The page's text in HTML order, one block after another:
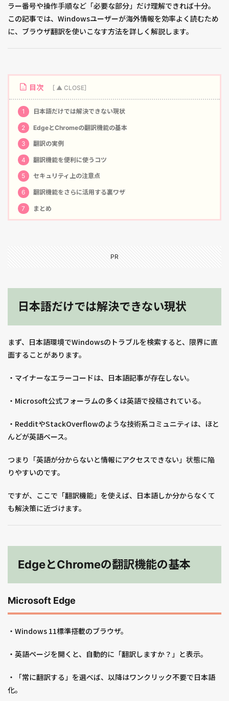
ラー番号や操作手順など「必要な部分」だけ理解できれば十分。
この記事では、Windowsユーザーが海外情報を効率よく読むため
に、ブラウザ翻訳を使いこなす方法を詳しく解説します。
目次
1 日本語だけでは解決できない現状
2 EdgeとChromeの翻訳機能の基本
3 翻訳の実例
4 翻訳機能を便利に使うコツ
5 セキュリティ上の注意点
6 翻訳機能をさらに活用する裏ワザ
7 まとめ
PR
日本語だけでは解決できない現状
まず、日本語環境でWindowsのトラブルを検索すると、限界に直
面することがあります。
・マイナーなエラーコードは、日本語記事が存在しない。
・Microsoft公式フォーラムの多くは英語で投稿されている。
・RedditやStackOverflowのような技術系コミュニティは、ほと
んどが英語ベース。
つまり「英語が分からないと情報にアクセスできない」状態に陥
りやすいのです。
ですが、ここで「翻訳機能」を使えば、日本語しか分からなくて
も解決策に近づけます。
EdgeとChromeの翻訳機能の基本
Microsoft Edge
・Windows 11標準搭載のブラウザ。
・英語ページを開くと、自動的に「翻訳しますか？」と表示。
・「常に翻訳する」を選べば、以降はワンクリック不要で日本語
化。